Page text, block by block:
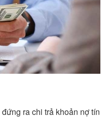
ra chi trả khoản nợ tín